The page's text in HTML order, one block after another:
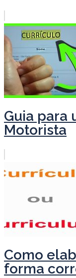
Guia para
Motorista
Como
forma